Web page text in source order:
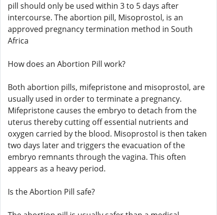
pill should only be used within 3 to 5 days after
intercourse. The abortion pill, Misoprostol, is an
approved pregnancy termination method in South
Africa
How does an Abortion Pill work?
Both abortion pills, mifepristone and misoprostol, are
usually used in order to terminate a pregnancy.
Mifepristone causes the embryo to detach from the
uterus thereby cutting off essential nutrients and
oxygen carried by the blood. Misoprostol is then taken
two days later and triggers the evacuation of the
embryo remnants through the vagina. This often
appears as a heavy period.
Is the Abortion Pill safe?